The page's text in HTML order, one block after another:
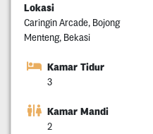
Lokasi
Caringin Arcade, Bojong
Menteng, Bekasi
Kamar Tidur
3
Kamar Mandi
2